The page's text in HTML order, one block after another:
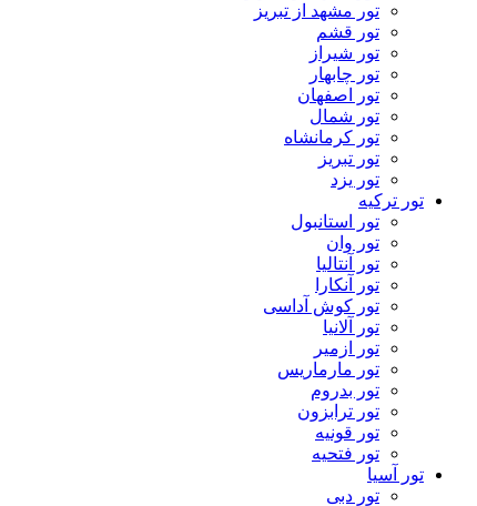
تور مشهد از تبریز
تور قشم
تور شیراز
تور چابهار
تور اصفهان
تور شمال
تور کرمانشاه
تور تبریز
تور یزد
تور ترکیه
تور استانبول
تور وان
تور آنتالیا
تور آنکارا
تور کوش آداسی
تور آلانیا
تور ازمیر
تور مارماریس
تور بدروم
تور ترابزون
تور قونیه
تور فتحیه
تور آسیا
تور دبی